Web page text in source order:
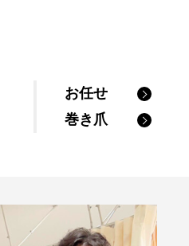
改善
爽快！フットケア
お任せ
巻き爪